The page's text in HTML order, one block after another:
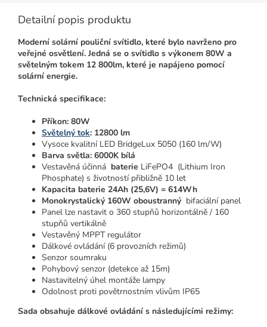
Detailní popis produktu
Moderní solární pouliční svítidlo, které bylo navrženo pro
veřejné osvětlení. Jedná se o svítidlo s výkonem 80W a
světelným tokem 12 800lm, které je napájeno pomocí
solární energie.
Technická specifikace:
Příkon: 80W
Světelný tok: 12800 lm
Vysoce kvalitní LED BridgeLux 5050 (160 lm/W)
Barva světla: 6000K bílá
Vestavěná účinná baterie LiFePO4 (Lithium Iron
Phosphate) s životností přibližně 10 let
Kapacita baterie 24Ah (25,6V) = 614Wh
Monokrystalický 160W oboustranný bifaciální panel
Panel lze nastavit o 360 stupňů horizontálně / 160
stupňů vertikálně
Vestavěný MPPT regulátor
Dálkové ovládání (6 provozních režimů)
Senzor soumraku
Pohybový senzor (detekce až 15m)
Nastavitelný úhel montáže lampy
Odolnost proti povětrnostním vlivům IP65
Sada obsahuje dálkové ovládání s následujícími režimy: